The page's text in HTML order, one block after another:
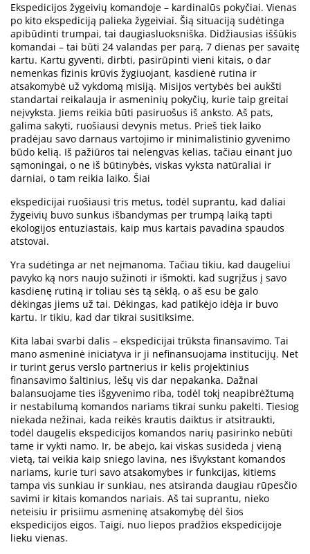
Ekspedicijos žygeivių komandoje – kardinalūs pokyčiai. Vienas
po kito ekspediciją palieka žygeiviai. Šią situaciją sudėtinga
apibūdinti trumpai, tai daugiasluoksniška. Didžiausias iššūkis
komandai – tai būti 24 valandas per parą, 7 dienas per savaitę
kartu. Kartu gyventi, dirbti, pasirūpinti vieni kitais, o dar
nemenkas fizinis krūvis žygiuojant, kasdienė rutina ir
atsakomybė už vykdomą misiją. Misijos vertybės bei aukšti
standartai reikalauja ir asmeninių pokyčių, kurie taip greitai
neįvyksta. Jiems reikia būti pasiruošus iš anksto. Aš pats,
galima sakyti, ruošiausi devynis metus. Prieš tiek laiko
pradėjau savo darnaus vartojimo ir minimalistinio gyvenimo
būdo kelią. Iš pažiūros tai nelengvas kelias, tačiau einant juo
sąmoningai, o ne iš būtinybės, viskas vyksta natūraliai ir
darniai, o tam reikia laiko. Šiai
ekspedicijai ruošiausi tris metus, todėl suprantu, kad daliai
žygeivių buvo sunkus išbandymas per trumpą laiką tapti
ekologijos entuziastais, kaip mus kartais pavadina spaudos
atstovai.
Yra sudėtinga ar net neįmanoma. Tačiau tikiu, kad daugeliui
pavyko ką nors naujo sužinoti ir išmokti, kad sugrįžus į savo
kasdienę rutiną ir toliau sės tą sėklą, o aš esu be galo
dėkingas jiems už tai. Dėkingas, kad patikėjo idėja ir buvo
kartu. Ir tikiu, kad dar tikrai susitiksime.
Kita labai svarbi dalis – ekspedicijai trūksta finansavimo. Tai
mano asmeninė iniciatyva ir ji nefinansuojama institucijų. Net
ir turint gerus verslo partnerius ir kelis projektinius
finansavimo šaltinius, lėšų vis dar nepakanka. Dažnai
balansuojame ties išgyvenimo riba, todėl tokį neapibrėžtumą
ir nestabilumą komandos nariams tikrai sunku pakelti. Tiesiog
niekada nežinai, kada reikės krautis daiktus ir atsitraukti,
todėl daugelis ekspedicijos komandos narių pasirinko nebūti
tame ir vykti namo. Ir, be abejo, kai viskas susideda į vieną
vietą, tai veikia kaip sniego lavina, nes išvykstant komandos
nariams, kurie turi savo atsakomybes ir funkcijas, kitiems
tampa vis sunkiau ir sunkiau, nes atsiranda daugiau rūpesčio
savimi ir kitais komandos nariais. Aš tai suprantu, nieko
neteisiu ir prisiimu asmeninę atsakomybę dėl šios
ekspedicijos eigos. Taigi, nuo liepos pradžios ekspedicijoje
lieku vienas.